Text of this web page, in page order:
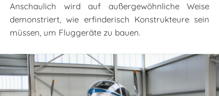
Anschaulich wird auf außergewöhnliche Weise
demon­striert, wie erfinderisch Konstrukteure sein
müssen, um Fluggeräte zu bauen.